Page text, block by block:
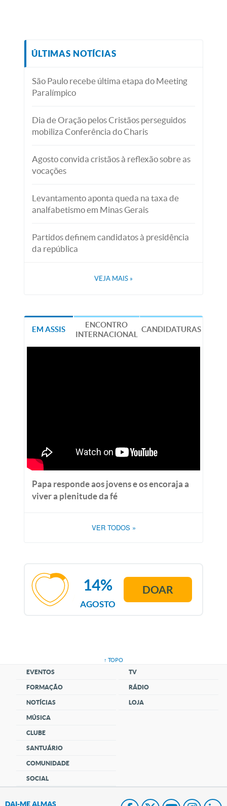
ÚLTIMAS NOTÍCIAS
São Paulo recebe última etapa do Meeting
Paralímpico
Dia de Oração pelos Cristãos perseguidos
mobiliza Conferência do Charis
Agosto convida cristãos à reflexão sobre as
vocações
Levantamento aponta queda na taxa de
analfabetismo em Minas Gerais
Partidos definem candidatos à presidência
da república
VEJA MAIS »
EM ASSIS
ENCONTRO
INTERNACIONAL
CANDIDATURAS
Papa responde aos jovens e os encoraja a
viver a plenitude da fé
VER TODOS »
AGOSTO
14% DOAR
↑ TOPO
EVENTOS
FORMAÇÃO
NOTÍCIAS
MÚSICA
CLUBE
SANTUÁRIO
COMUNIDADE
SOCIAL
TV
RÁDIO
LOJA
DAI-ME ALMAS